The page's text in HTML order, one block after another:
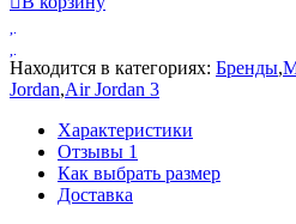
Находится в категориях: Бренды,
Jordan,Air Jordan 3
Характеристики
Отзывы 1
Как выбрать размер
Доставка